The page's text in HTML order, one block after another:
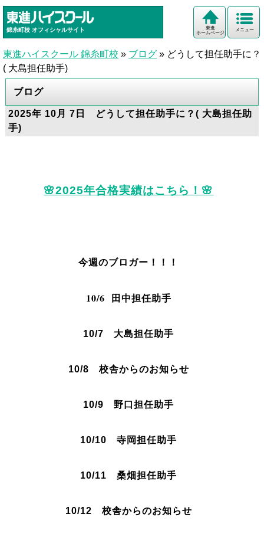
錦糸町校 オフィシャルサイト メニュー
東進
ホームページ
東進ハイスクール 錦糸町校 » ブログ » どうして担任助手に？
( 大島担任助手)
ブログ
2025年 10月 7日 どうして担任助手に？( 大島担任助
手)
🌸2025年合格実績はこちら！🌸
今週のブロガー！！！
10/6 田中担任助手
10/7 大島担任助手
10/8 校舎からのお知らせ
10/9 野口担任助手
10/10 寺岡担任助手
10/11 桑畑担任助手
10/12 校舎からのお知らせ